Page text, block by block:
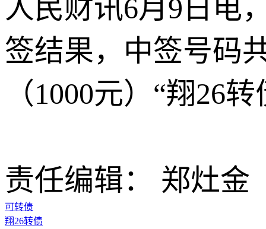
人民财讯6月9日电
签结果，中签号码
（1000元）“翔26
责任编辑： 郑灶金
可转债
翔26转债